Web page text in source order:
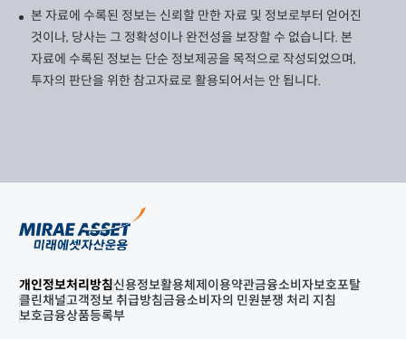
본 자료에 수록된 정보는 신뢰할 만한 자료 및 정보로부터 얻어진
것이나, 당사는 그 정확성이나 완전성을 보장할 수 없습니다. 본
자료에 수록된 정보는 단순 정보제공을 목적으로 작성되었으며,
투자의 판단을 위한 참고자료로 활용되어서는 안 됩니다.
개인정보처리방침신용정보활용체제 이용약관금융소비자보호포탈
클린채널고객정보 취급방침금융소비자의 민원분쟁 처리 지침
보호금융상품등록부